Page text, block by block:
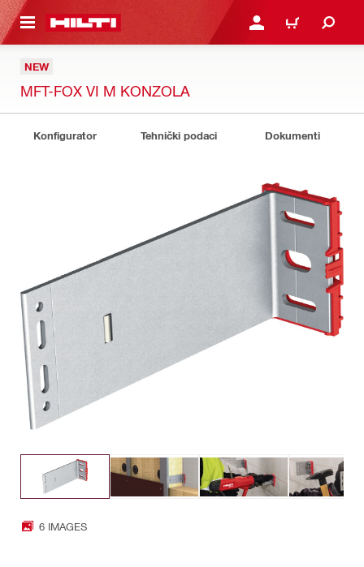
SADRŽAJ PRIJAVITE SE ILI SE
KORPA
NEW
MFT-FOX VI M KONZOLA
Konfigurator Tehnički podaci Dokumenti
6 IMAGES